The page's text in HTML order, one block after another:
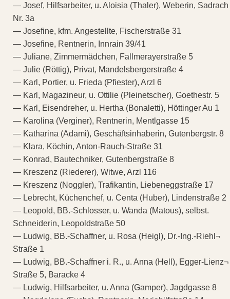
— Josef, Hilfsarbeiter, u. Aloisia (Thaler), Weberin, Sadrach
Nr. 3a
— Josefine, kfm. Angestellte, Fischerstraße 31
— Josefine, Rentnerin, Innrain 39/41
— Juliane, Zimmermädchen, Fallmerayerstraße 5
— Julie (Röttig), Privat, Mandelsbergerstraße 4
— Karl, Portier, u. Frieda (Pfiester), Arzl 6
— Karl, Magazineur, u. Ottilie (Pleinetscher), Goethestr. 5
— Karl, Eisendreher, u. Hertha (Bonaletti), Höttinger Au 1
— Karolina (Verginer), Rentnerin, Mentlgasse 15
— Katharina (Adami), Geschäftsinhaberin, Gutenbergstr. 8
— Klara, Köchin, Anton-Rauch-Straße 31
— Konrad, Bautechniker, Gutenbergstraße 8
— Kreszenz (Riederer), Witwe, Arzl 116
— Kreszenz (Noggler), Trafikantin, Liebeneggstraße 17
— Lebrecht, Küchenchef, u. Centa (Huber), Lindenstraße 2
— Leopold, BB.-Schlosser, u. Wanda (Matous), selbst.
Schneiderin, Leopoldstraße 50
— Ludwig, BB.-Schaffner, u. Rosa (Heigl), Dr.-Ing.-Riehl¬
Straße 1
— Ludwig, BB.-Schaffner i. R., u. Anna (Hell), Egger-Lienz¬
Straße 5, Baracke 4
— Ludwig, Hilfsarbeiter, u. Anna (Gamper), Jagdgasse 8